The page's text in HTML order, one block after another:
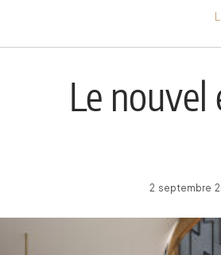
Le nouvel
2 septembre